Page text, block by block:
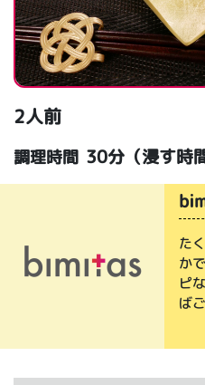
2人前
調理時間 30分（浸す時
た
か
ピ
ば